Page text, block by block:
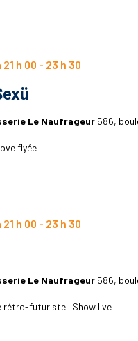
h 00 - 23 h 30
Le Naufrageur 586,
flyée
h 00 - 23 h 30
Le Naufrageur 586,
rétro-futuriste | Show live